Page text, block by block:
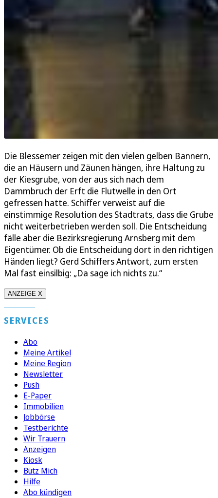
Die Blessemer zeigen mit den vielen gelben Bannern,
die an Häusern und Zäunen hängen, ihre Haltung zu
der Kiesgrube, von der aus sich nach dem
Dammbruch der Erft die Flutwelle in den Ort
gefressen hatte. Schiffer verweist auf die
einstimmige Resolution des Stadtrats, dass die Grube
nicht weiterbetrieben werden soll. Die Entscheidung
fälle aber die Bezirksregierung Arnsberg mit dem
Eigentümer. Ob die Entscheidung dort in den richtigen
Händen liegt? Gerd Schiffers Antwort, zum ersten
Mal fast einsilbig: „Da sage ich nichts zu.“
ANZEIGE X
SERVICES
Abo
Meine Artikel
Meine Region
Newsletter
Push
E-Paper
Immobilien
Jobbörse
Testberichte
Wir Trauern
Anzeigen
Kiosk
Bütz Mich
Hilfe
Abo kündigen